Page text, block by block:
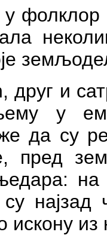
фолклор
и
у
да су
пред
најзад
искону из